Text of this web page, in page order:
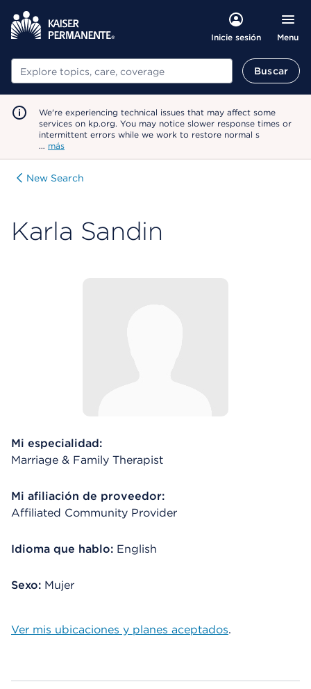
Inicie sesión Menu
Buscar Buscar
We're experiencing technical issues that may affect some
services on kp.org. You may notice slower response times or
intermittent errors while we work to restore normal s
… más
New Search
Karla Sandin
Mi especialidad:
Marriage & Family Therapist
Mi afiliación de proveedor:
Affiliated Community Provider
Idioma que hablo: English
Sexo: Mujer
Ver mis ubicaciones y planes aceptados.